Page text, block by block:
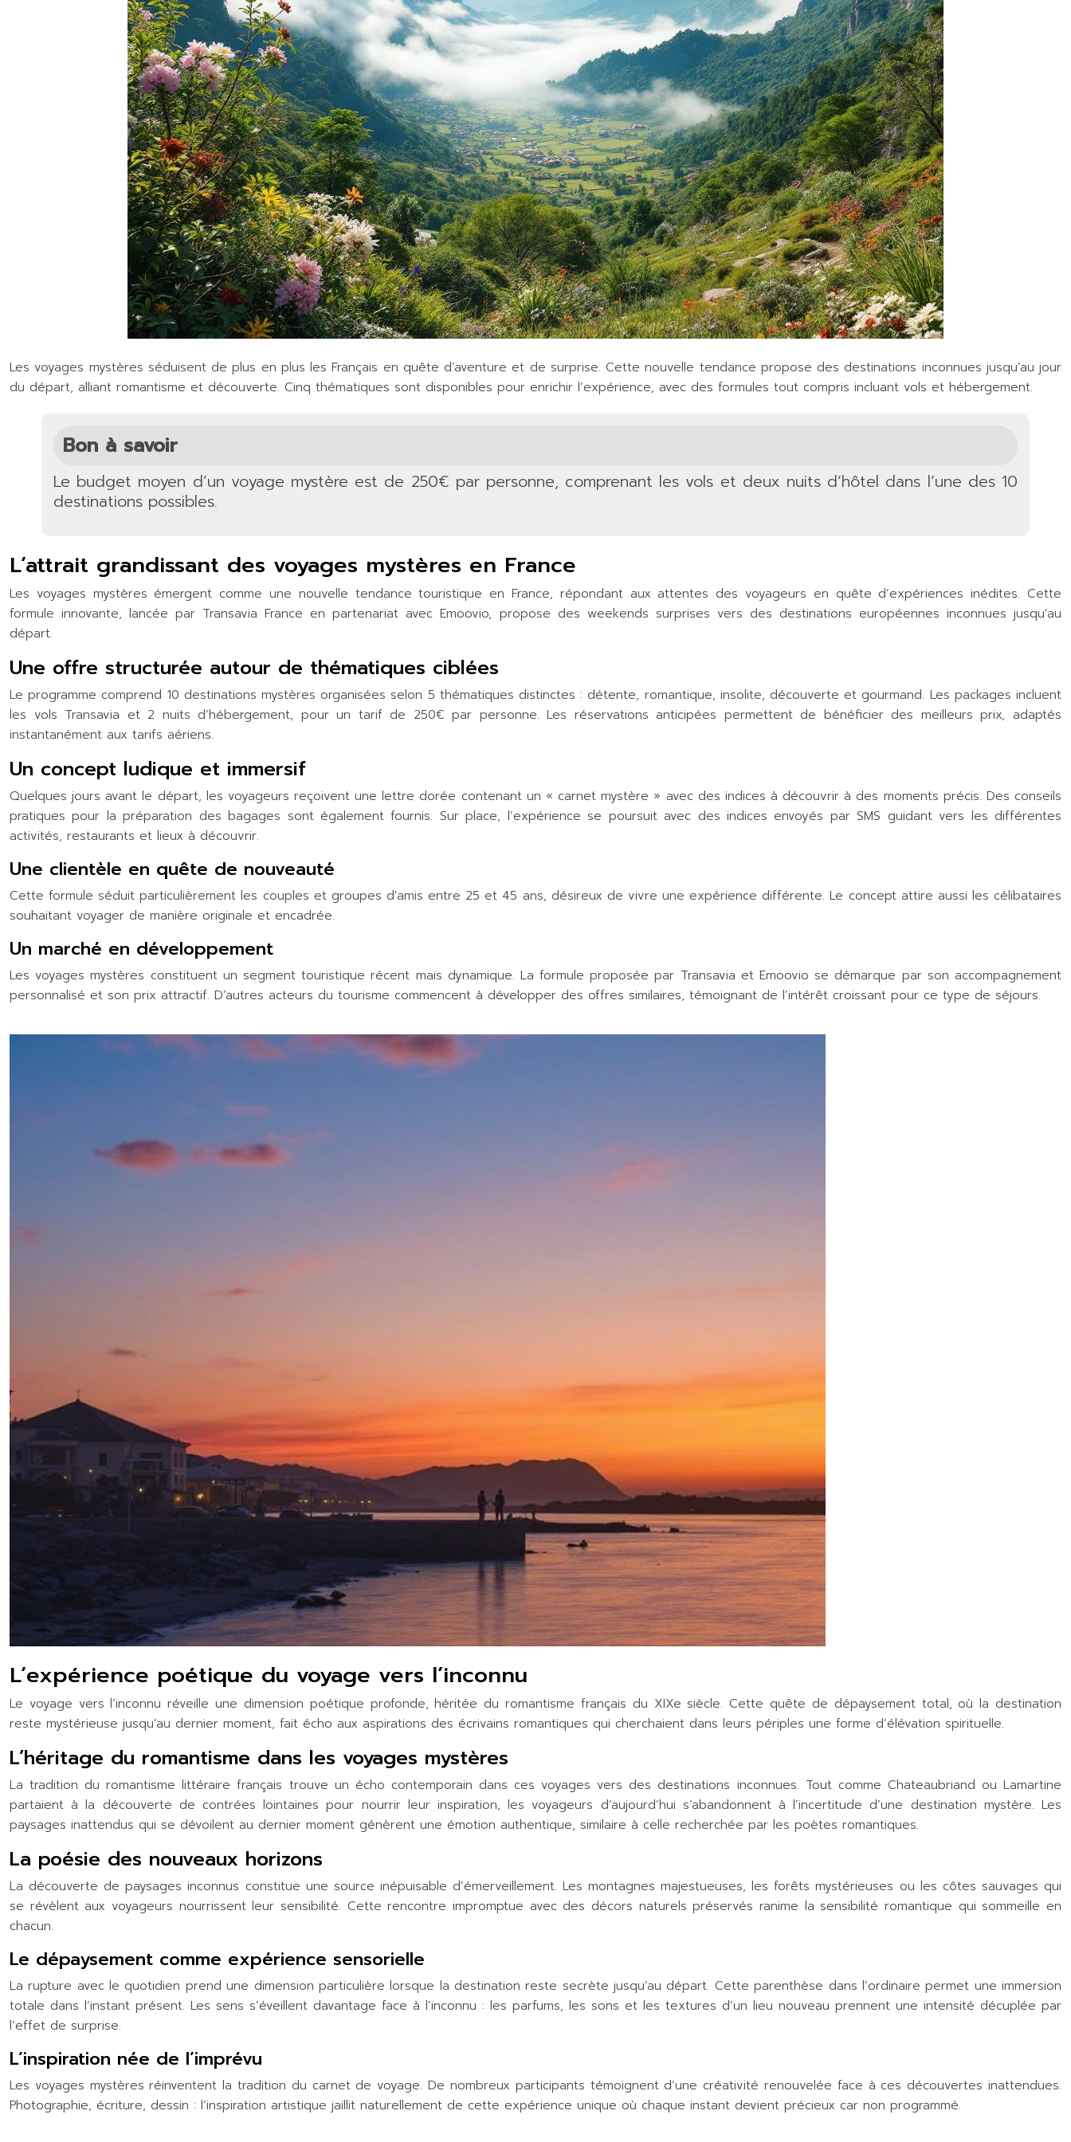
Les voyages mystères séduisent de plus en plus les Français en quête d’aventure et de surprise. Cette nouvelle tendance propose des destinations inconnues jusqu’au jour
du départ, alliant romantisme et découverte. Cinq thématiques sont disponibles pour enrichir l’expérience, avec des formules tout compris incluant vols et hébergement.
Bon à savoir
Le budget moyen d’un voyage mystère est de 250€ par personne, comprenant les vols et deux nuits d’hôtel dans l’une des 10
destinations possibles.
L’attrait grandissant des voyages mystères en France
Les voyages mystères émergent comme une nouvelle tendance touristique en France, répondant aux attentes des voyageurs en quête d’expériences inédites. Cette
formule innovante, lancée par Transavia France en partenariat avec Emoovio, propose des weekends surprises vers des destinations européennes inconnues jusqu’au
départ.
Une offre structurée autour de thématiques ciblées
Le programme comprend 10 destinations mystères organisées selon 5 thématiques distinctes : détente, romantique, insolite, découverte et gourmand. Les packages incluent
les vols Transavia et 2 nuits d’hébergement, pour un tarif de 250€ par personne. Les réservations anticipées permettent de bénéficier des meilleurs prix, adaptés
instantanément aux tarifs aériens.
Un concept ludique et immersif
Quelques jours avant le départ, les voyageurs reçoivent une lettre dorée contenant un « carnet mystère » avec des indices à découvrir à des moments précis. Des conseils
pratiques pour la préparation des bagages sont également fournis. Sur place, l’expérience se poursuit avec des indices envoyés par SMS guidant vers les différentes
activités, restaurants et lieux à découvrir.
Une clientèle en quête de nouveauté
Cette formule séduit particulièrement les couples et groupes d’amis entre 25 et 45 ans, désireux de vivre une expérience différente. Le concept attire aussi les célibataires
souhaitant voyager de manière originale et encadrée.
Un marché en développement
Les voyages mystères constituent un segment touristique récent mais dynamique. La formule proposée par Transavia et Emoovio se démarque par son accompagnement
personnalisé et son prix attractif. D’autres acteurs du tourisme commencent à développer des offres similaires, témoignant de l’intérêt croissant pour ce type de séjours.
L’expérience poétique du voyage vers l’inconnu
Le voyage vers l’inconnu réveille une dimension poétique profonde, héritée du romantisme français du XIXe siècle. Cette quête de dépaysement total, où la destination
reste mystérieuse jusqu’au dernier moment, fait écho aux aspirations des écrivains romantiques qui cherchaient dans leurs périples une forme d’élévation spirituelle.
L’héritage du romantisme dans les voyages mystères
La tradition du romantisme littéraire français trouve un écho contemporain dans ces voyages vers des destinations inconnues. Tout comme Chateaubriand ou Lamartine
partaient à la découverte de contrées lointaines pour nourrir leur inspiration, les voyageurs d’aujourd’hui s’abandonnent à l’incertitude d’une destination mystère. Les
paysages inattendus qui se dévoilent au dernier moment génèrent une émotion authentique, similaire à celle recherchée par les poètes romantiques.
La poésie des nouveaux horizons
La découverte de paysages inconnus constitue une source inépuisable d’émerveillement. Les montagnes majestueuses, les forêts mystérieuses ou les côtes sauvages qui
se révèlent aux voyageurs nourrissent leur sensibilité. Cette rencontre impromptue avec des décors naturels préservés ranime la sensibilité romantique qui sommeille en
chacun.
Le dépaysement comme expérience sensorielle
La rupture avec le quotidien prend une dimension particulière lorsque la destination reste secrète jusqu’au départ. Cette parenthèse dans l’ordinaire permet une immersion
totale dans l’instant présent. Les sens s’éveillent davantage face à l’inconnu : les parfums, les sons et les textures d’un lieu nouveau prennent une intensité décuplée par
l’effet de surprise.
L’inspiration née de l’imprévu
Les voyages mystères réinventent la tradition du carnet de voyage. De nombreux participants témoignent d’une créativité renouvelée face à ces découvertes inattendues.
Photographie, écriture, dessin : l’inspiration artistique jaillit naturellement de cette expérience unique où chaque instant devient précieux car non programmé.